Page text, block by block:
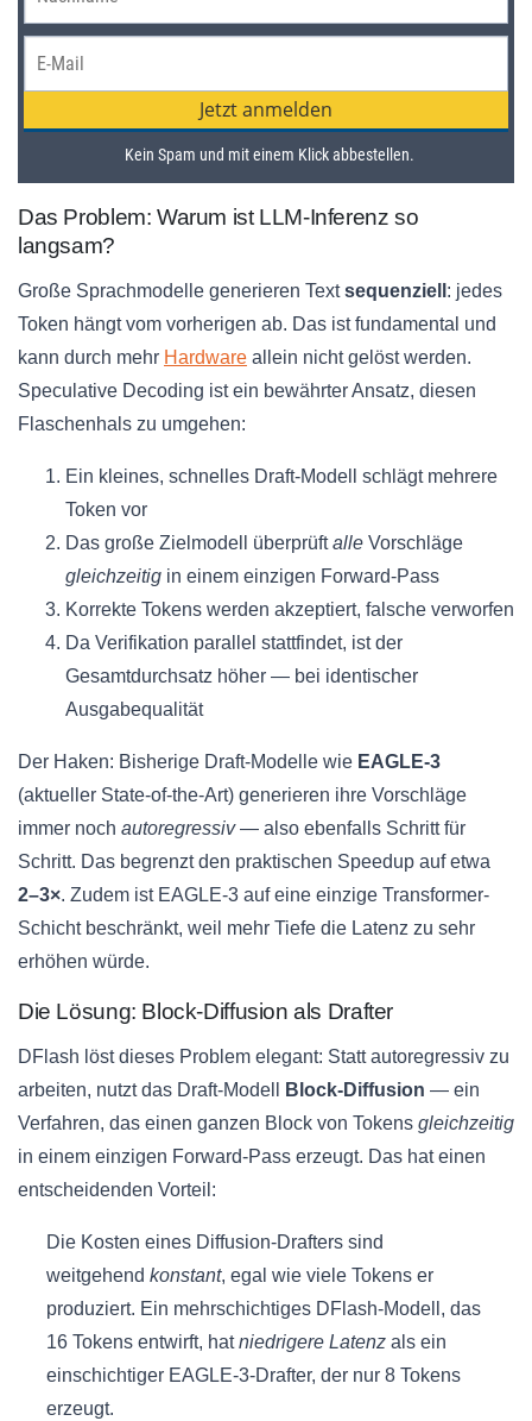
Das Problem: Warum ist LLM-Inferenz so
langsam?
Große Sprachmodelle generieren Textsequenziell : jedes
Token hängt vom vorherigen ab. Das ist fundamental und
kann durch mehr Hardware allein nicht gelöst werden.
Speculative Decoding ist ein bewährter Ansatz, diesen
Flaschenhals zu umgehen:
Ein kleines, schnelles Draft-Modell schlägt mehrere
Token vor
Das große Zielmodell überprüftalle Vorschläge
gleichzeitig in einem einzigen Forward-Pass
Korrekte Tokens werden akzeptiert, falsche verworfen
Da Verifikation parallel stattfindet, ist der
Gesamtdurchsatz höher — bei identischer
Ausgabequalität
Der Haken: Bisherige Draft-Modelle wie EAGLE-3
(aktueller State-of-the-Art) generieren ihre Vorschläge
immer noch autoregressiv— also ebenfalls Schritt für
Schritt. Das begrenzt den praktischen Speedup auf etwa
2–3×. Zudem ist EAGLE-3 auf eine einzige Transformer-
Schicht beschränkt, weil mehr Tiefe die Latenz zu sehr
erhöhen würde.
Die Lösung: Block-Diffusion als Drafter
DFlash löst dieses Problem elegant: Statt autoregressiv zu
arbeiten, nutzt das Draft-Modell
Block-Diffusion — ein
Verfahren, das einen ganzen Block von Tokens gleichzeitig
in einem einzigen Forward-Pass erzeugt. Das hat einen
entscheidenden Vorteil:
Die Kosten eines Diffusion-Drafters sind
weitgehend konstant, egal wie viele Tokens er
produziert. Ein mehrschichtiges DFlash-Modell, das
16 Tokens entwirft, hatniedrigere Latenz als ein
einschichtiger EAGLE-3-Drafter, der nur 8 Tokens
erzeugt.